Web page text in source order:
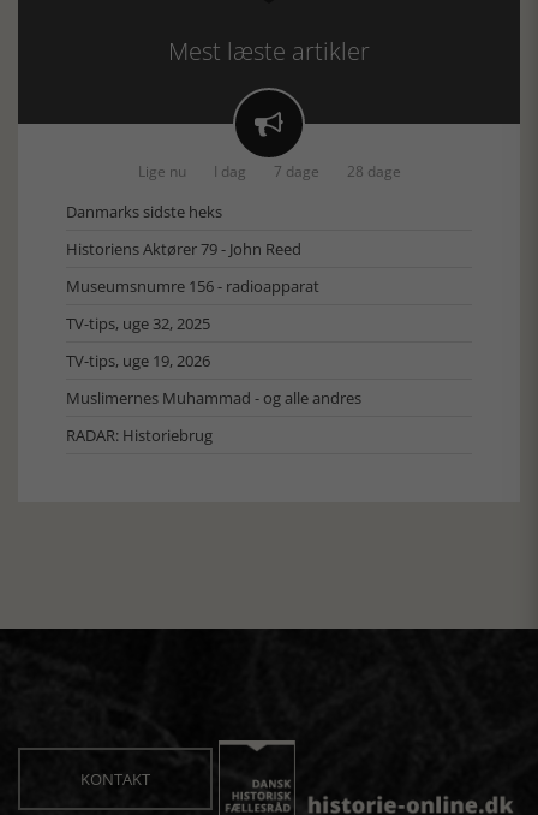
Mest læste artikler

Lige nu I dag 7 dage 28 dage
Danmarks sidste heks
Historiens Aktører 79 - John Reed
Museumsnumre 156 - radioapparat
TV-tips, uge 32, 2025
TV-tips, uge 19, 2026
Muslimernes Muhammad - og alle andres
RADAR: Historiebrug
KONTAKT